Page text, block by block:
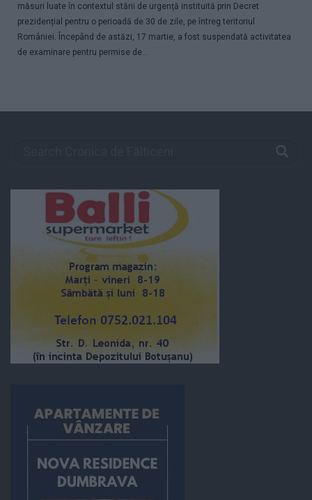
măsuri luate în contextul stării de urgență instituită prin Decret
prezidențial pentru o perioadă de 30 de zile, pe întreg teritoriul
României. Începând de astăzi, 17 martie, a fost suspendată activitatea
de examinare pentru permise de...